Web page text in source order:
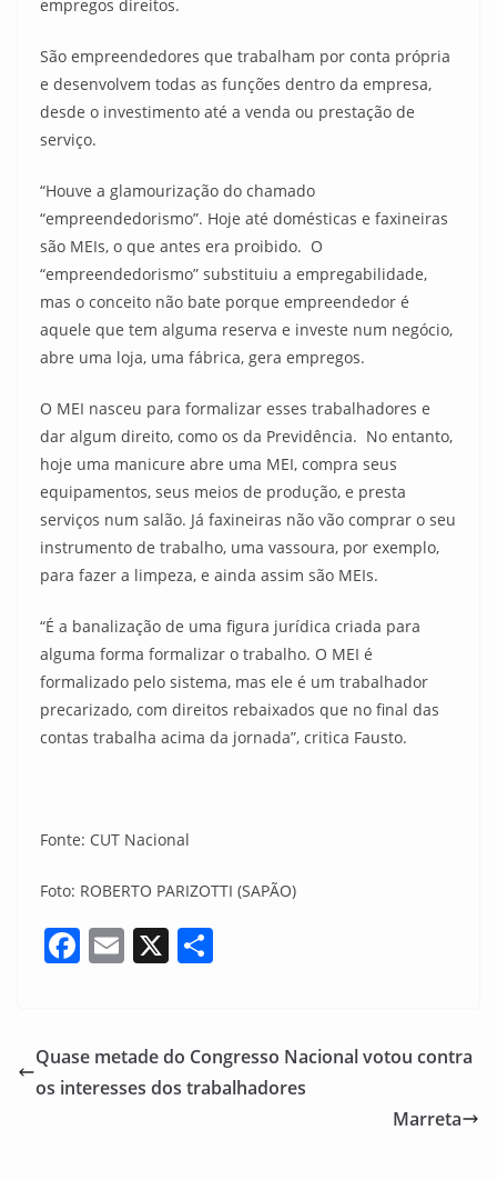
empregos direitos.
São empreendedores que trabalham por conta própria
e desenvolvem todas as funções dentro da empresa,
desde o investimento até a venda ou prestação de
serviço.
“Houve a glamourização do chamado
“empreendedorismo”. Hoje até domésticas e faxineiras
são MEIs, o que antes era proibido. O
“empreendedorismo” substituiu a empregabilidade,
mas o conceito não bate porque empreendedor é
aquele que tem alguma reserva e investe num negócio,
abre uma loja, uma fábrica, gera empregos.
O MEI nasceu para formalizar esses trabalhadores e
dar algum direito, como os da Previdência. No entanto,
hoje uma manicure abre uma MEI, compra seus
equipamentos, seus meios de produção, e presta
serviços num salão. Já faxineiras não vão comprar o seu
instrumento de trabalho, uma vassoura, por exemplo,
para fazer a limpeza, e ainda assim são MEIs.
“É a banalização de uma figura jurídica criada para
alguma forma formalizar o trabalho. O MEI é
formalizado pelo sistema, mas ele é um trabalhador
precarizado, com direitos rebaixados que no final das
contas trabalha acima da jornada”, critica Fausto.
Fonte: CUT Nacional
Foto: ROBERTO PARIZOTTI (SAPÃO)
F
e
b
E
l
X
e
Quase metade do Congresso Nacional votou contra
os interesses dos trabalhadores
Marreta